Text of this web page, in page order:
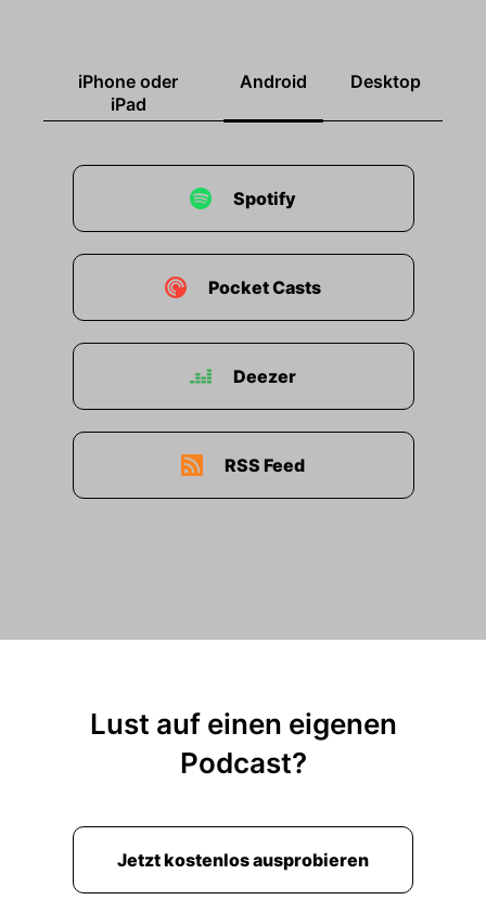
iPhone oder
iPad
Android Desktop
Spotify
Pocket Casts
Deezer
RSS Feed
Lust auf einen eigenen
Podcast?
Jetzt kostenlos ausprobieren